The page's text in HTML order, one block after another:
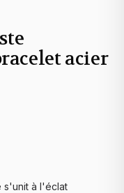
acier
s'unit à l'éclat